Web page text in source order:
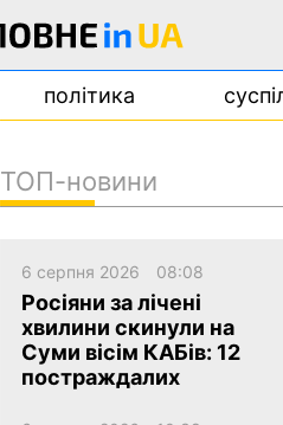
політика
ТОП-новини
6 серпня 2026 08:08
Росіяни за лічені
хвилини скинули на
Суми вісім КАБів: 12
постраждалих